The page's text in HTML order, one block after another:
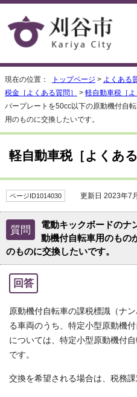
現在の位置： トップページ > よくある
税金［よくある質問］
> 軽自動車税［よ
バープレートを50cc以下の原動機付自
用のものに交換したいです。
軽自動車税［よくある
ページID1014030 更新日 2023年7
質問
電動キックボードのナ
動機付自転車用のもの
のものに交換したいです。
回答
原動機付自転車の課税標識（ナ
る車両のうち、特定小型原動機
については、特定小型原動機付
です。
交換を希望される場合は、税務